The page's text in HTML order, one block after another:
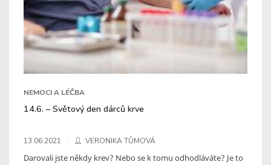
NEMOCI A LÉČBA
14.6. – Světový den dárců krve
13.06.2021 VERONIKA TŮMOVÁ
Darovali jste někdy krev? Nebo se k tomu odhodláváte? Je to